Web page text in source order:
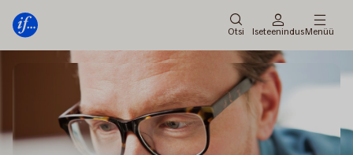
Otsi IseteenindusMenüü